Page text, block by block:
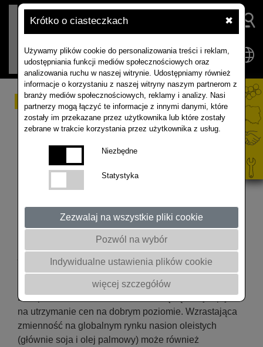
Krótko o ciasteczkach ✖
Używamy plików cookie do personalizowania treści i reklam,
udostępniania funkcji mediów społecznościowych oraz
analizowania ruchu w naszej witrynie. Udostępniamy również
informacje o korzystaniu z naszej witryny naszym partnerom z
branży mediów społecznościowych, reklamy i analizy. Nasi
partnerzy mogą łączyć te informacje z innymi danymi, które
zostały im przekazane przez użytkownika lub które zostały
zebrane w trakcie korzystania przez użytkownika z usług.
Niezbędne
Statystyka
Zezwalaj na wszystkie pliki cookie
Pozwól na wybór
Indywidualne ustawienia plików cookie
więcej szczegółów
Informacje ze
światowego rynku
rzepaku - aktualizacja
kwiecień 2021
– analizy i prognozy dotyczące globalnego rynku
rzepaku, oleju, tłuszczy oraz śruty, Hamburg,
Niemcy. Więcej informacji o profilu firmy oraz
poszczególnych usługach na stronie
www.oilworld.de
Pogarszające się perspektywy produkcji rzepaku w
Europie krótko i średnio okresowo będą miały wpływ
na utrzymanie cen na dobrym poziomie. Wzrastająca
zmienność na globalnym rynku nasion oleistych
(głównie soja i olej palmowy) może również